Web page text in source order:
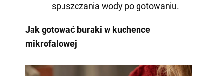
spuszczania wody po gotowaniu.
Jak gotować buraki w kuchence
mikrofalowej